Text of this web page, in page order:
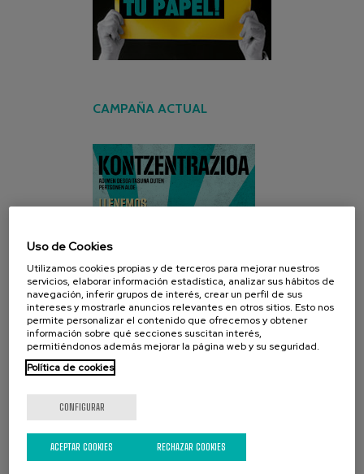
CAMPAÑA ACTUAL
REDES SOCIALES
Uso de Cookies
Utilizamos cookies propias y de terceros para mejorar nuestros
servicios, elaborar información estadística, analizar sus hábitos de
navegación, inferir grupos de interés, crear un perfil de sus
intereses y mostrarle anuncios relevantes en otros sitios. Esto nos
permite personalizar el contenido que ofrecemos y obtener
información sobre qué secciones suscitan interés,
permitiéndonos además mejorar la página web y su seguridad.
Política de cookies
CONFIGURAR
RECHAZAR COOKIES
ACEPTAR COOKIES